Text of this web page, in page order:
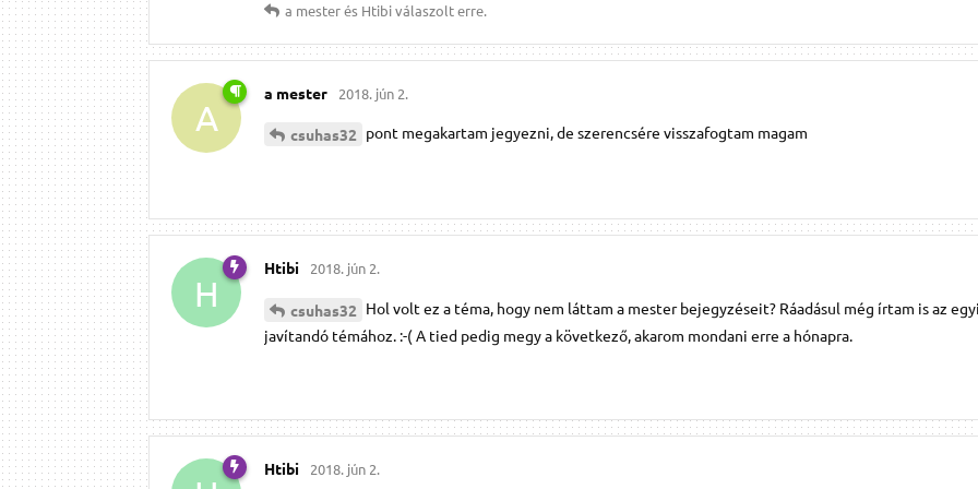
a mesterés Htibiválaszolt erre.
A
a mester 2018. jún 2.
csuhas32 pont megakartam jegyezni, de szerencsére visszafogtam magam
H
Htibi 2018. jún 2.
csuhas32 Hol volt ez a téma, hogy nem láttam a mester bejegyzéseit? Ráadásul még írtam is az
javítandó témához. :-( A tied pedig megy a következő, akarom mondani erre a hónapra.
Htibi 2018. jún 2.